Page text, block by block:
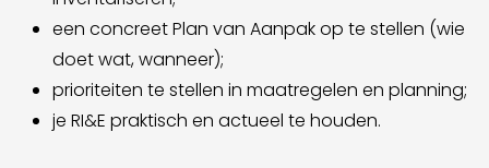
een concreet Plan van Aanpak op te stellen (wie
doet wat, wanneer);
prioriteiten te stellen in maatregelen en planning;
je RI&E praktisch en actueel te houden.